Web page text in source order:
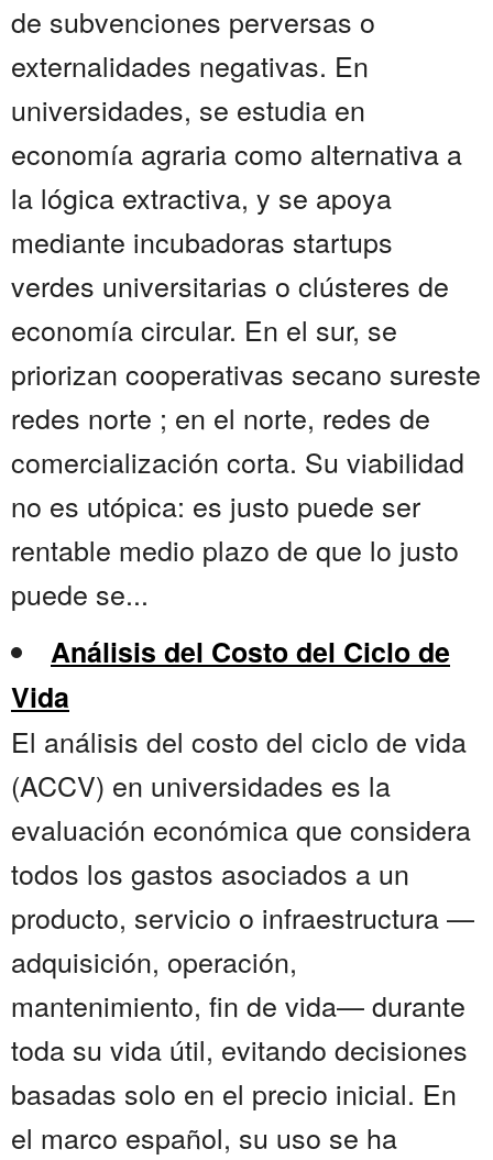
de subvenciones perversas o
externalidades negativas. En
universidades, se estudia en
economía agraria como alternativa a
la lógica extractiva, y se apoya
mediante incubadoras startups
verdes universitarias o clústeres de
economía circular. En el sur, se
priorizan cooperativas secano sureste
redes norte ; en el norte, redes de
comercialización corta. Su viabilidad
no es utópica: es justo puede ser
rentable medio plazo de que lo justo
puede se...
Análisis del Costo del Ciclo de
Vida
El análisis del costo del ciclo de vida
(ACCV) en universidades es la
evaluación económica que considera
todos los gastos asociados a un
producto, servicio o infraestructura —
adquisición, operación,
mantenimiento, fin de vida— durante
toda su vida útil, evitando decisiones
basadas solo en el precio inicial. En
el marco español, su uso se ha